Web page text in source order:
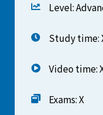
Level:
Study time:
Video time:
Exams: X